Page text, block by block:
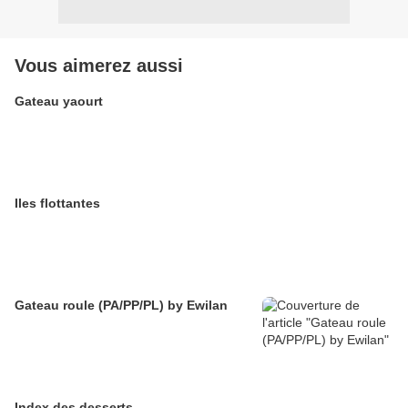
Vous aimerez aussi
Gateau yaourt
Iles flottantes
Gateau roule (PA/PP/PL) by Ewilan